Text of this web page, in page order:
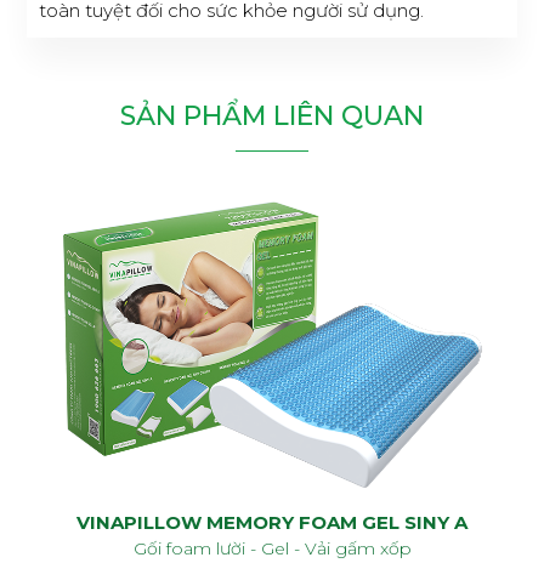
toàn tuyệt đối cho sức khỏe người sử dụng.
SẢN PHẨM LIÊN QUAN
VINAPILLOW MEMORY FOAM GEL SINY A
Gối foam lười - Gel - Vải gấm xốp